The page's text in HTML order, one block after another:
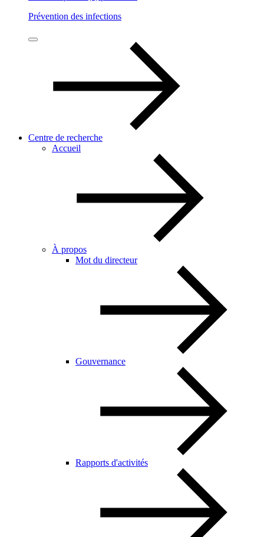
Prévention des infections
Centre de recherche
Accueil
À propos
Mot du directeur
Gouvernance
Rapports d'activités